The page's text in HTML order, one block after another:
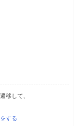
移して、
する